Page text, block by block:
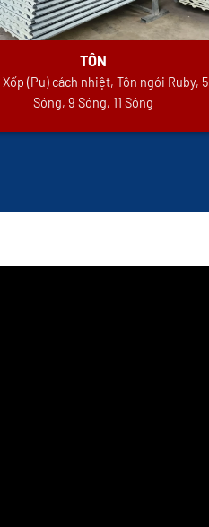
TÔN
Xốp (Pu) cách nhiệt, Tôn ngói Ruby, 5
Sóng, 9 Sóng, 11 Sóng